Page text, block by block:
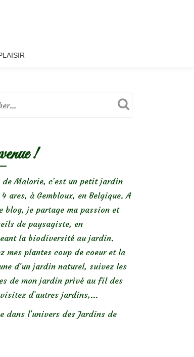
!
de Malorie, c'est un petit jardin
ares, à Gembloux, en Belgique. A
blog, je partage ma passion et
de paysagiste, en
la biodiversité au jardin.
mes plantes coup de coeur et la
d’un jardin naturel, suivez les
de mon jardin privé au fil des
d’autres jardins,...
dans l’univers des Jardins de